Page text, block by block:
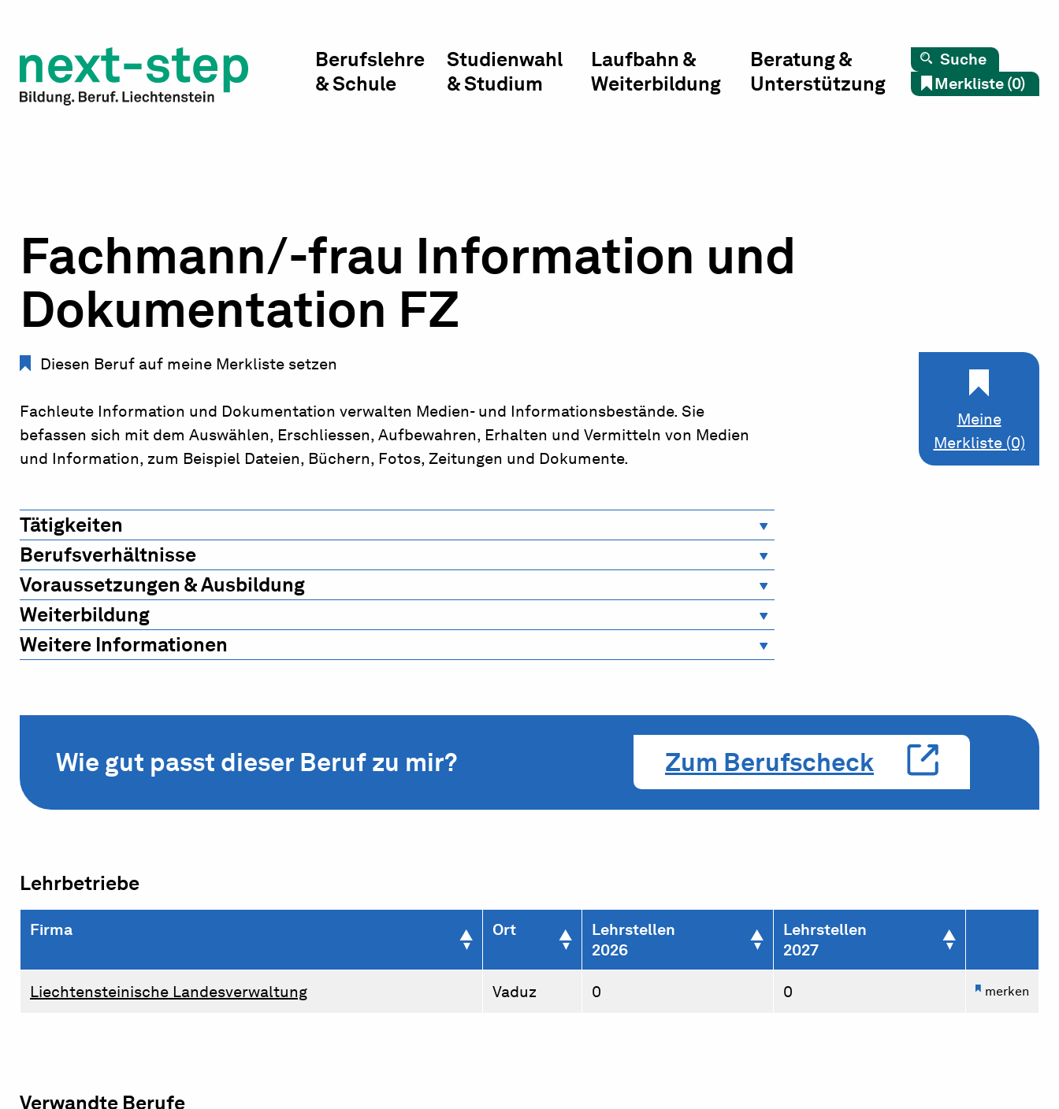
Laufbahn & Weiterbildung
Beratung & Unterstützung
Berufslehre
& Schule
Studienwahl
& Studium
Laufbahn &
Weiterbildung
Beratung &
Unterstützung
Suche
Merkliste (0)
Meine
Merkliste (0)
Fachmann/-frau Information und
Dokumentation FZ
Diesen Beruf auf meine Merkliste setzen
Fachleute Information und Dokumentation verwalten Medien- und Informationsbestände. Sie
befassen sich mit dem Auswählen, Erschliessen, Aufbewahren, Erhalten und Vermitteln von Medien
und Information, zum Beispiel Dateien, Büchern, Fotos, Zeitungen und Dokumente.
Tätigkeiten
Berufsverhältnisse
Voraussetzungen & Ausbildung
Weiterbildung
Weitere Informationen
Wie gut passt dieser Beruf zu mir? Zum Berufscheck
Lehrbetriebe
Firma Ort
Lehrstellen
2026
Lehrstellen
2027
Liechtensteinische Landesverwaltung Vaduz 0 0 merken
Verwandte Berufe